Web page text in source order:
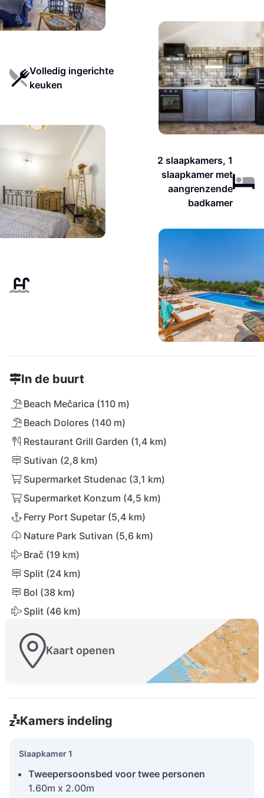
Volledig ingerichte
keuken
2 slaapkamers, 1
slaapkamer met
aangrenzende
badkamer
In de buurt
Beach Mečarica (110 m)
Beach Dolores (140 m)
Restaurant Grill Garden (1,4 km)
Sutivan (2,8 km)
Supermarket Studenac (3,1 km)
Supermarket Konzum (4,5 km)
Ferry Port Supetar (5,4 km)
Nature Park Sutivan (5,6 km)
Brač (19 km)
Split (24 km)
Bol (38 km)
Split (46 km)
Kaart openen
Kamers indeling
Slaapkamer 1
Tweepersoonsbed voor twee personen
1.60m x 2.00m